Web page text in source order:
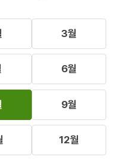
3월
6월
9월
12월